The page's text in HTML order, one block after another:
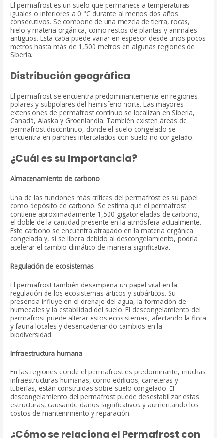
El permafrost es un suelo que permanece a temperaturas
iguales o inferiores a 0 °C durante al menos dos años
consecutivos. Se compone de una mezcla de tierra, rocas,
hielo y materia orgánica, como restos de plantas y animales
antiguos. Esta capa puede variar en espesor desde unos pocos
metros hasta más de 1,500 metros en algunas regiones de
Siberia.
Distribución geográfica
El permafrost se encuentra predominantemente en regiones
polares y subpolares del hemisferio norte. Las mayores
extensiones de permafrost continuo se localizan en Siberia,
Canadá, Alaska y Groenlandia. También existen áreas de
permafrost discontinuo, donde el suelo congelado se
encuentra en parches intercalados con suelo no congelado.
¿Cuál es su Importancia?
Almacenamiento de carbono
Una de las funciones más críticas del permafrost es su papel
como depósito de carbono. Se estima que el permafrost
contiene aproximadamente 1,500 gigatoneladas de carbono,
el doble de la cantidad presente en la atmósfera actualmente.
Este carbono se encuentra atrapado en la materia orgánica
congelada y, si se libera debido al descongelamiento, podría
acelerar el cambio climático de manera significativa.
Regulación de ecosistemas
El permafrost también desempeña un papel vital en la
regulación de los ecosistemas árticos y subárticos. Su
presencia influye en el drenaje del agua, la formación de
humedales y la estabilidad del suelo. El descongelamiento del
permafrost puede alterar estos ecosistemas, afectando la flora
y fauna locales y desencadenando cambios en la
biodiversidad.
Infraestructura humana
En las regiones donde el permafrost es predominante, muchas
infraestructuras humanas, como edificios, carreteras y
tuberías, están construidas sobre suelo congelado. El
descongelamiento del permafrost puede desestabilizar estas
estructuras, causando daños significativos y aumentando los
costos de mantenimiento y reparación.
¿Cómo se relaciona el Permafrost con